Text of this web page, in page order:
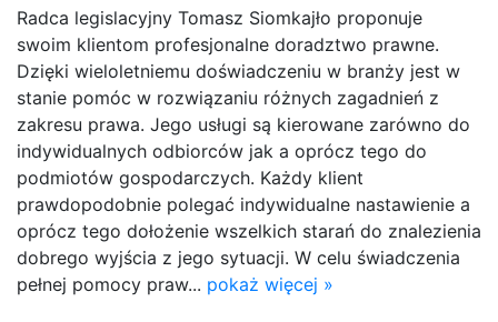
Radca legislacyjny Tomasz Siomkajło proponuje
swoim klientom profesjonalne doradztwo prawne.
Dzięki wieloletniemu doświadczeniu w branży jest w
stanie pomóc w rozwiązaniu różnych zagadnień z
zakresu prawa. Jego usługi są kierowane zarówno do
indywidualnych odbiorców jak a oprócz tego do
podmiotów gospodarczych. Każdy klient
prawdopodobnie polegać indywidualne nastawienie a
oprócz tego dołożenie wszelkich starań do znalezienia
dobrego wyjścia z jego sytuacji. W celu świadczenia
pełnej pomocy praw... pokaż więcej »